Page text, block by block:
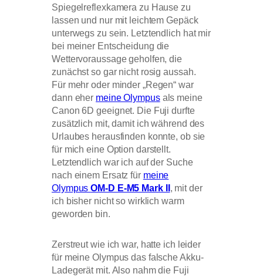
Spiegelreflexkamera zu Hause zu
lassen und nur mit leichtem Gepäck
unterwegs zu sein. Letztendlich hat mir
bei meiner Entscheidung die
Wettervoraussage geholfen, die
zunächst so gar nicht rosig aussah.
Für mehr oder minder „Regen“ war
dann eher meine Olympusals meine
Canon 6D geeignet. Die Fuji durfte
zusätzlich mit, damit ich während des
Urlaubes herausfinden konnte, ob sie
für mich eine Option darstellt.
Letztendlich war ich auf der Suche
nach einem Ersatz für meine
OlympusOM-D E-M5 Mark II , mit der
ich bisher nicht so wirklich warm
geworden bin.
Zerstreut wie ich war, hatte ich leider
für meine Olympus das falsche Akku-
Ladegerät mit. Also nahm die Fuji